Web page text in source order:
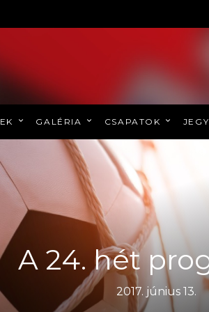
GALÉRIA CSAPATOK
A 24. hét
2017. június 13.